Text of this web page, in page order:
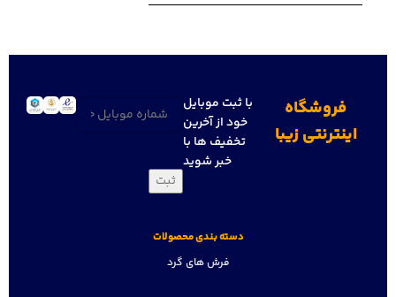
فروشگاه
اینترنتی زیبا
با ثبت موبایل
خود از آخرین
تخفیف ها با
خبر شوید
تلفن (ضروری)
دسته بندی محصولات
فرش های گرد